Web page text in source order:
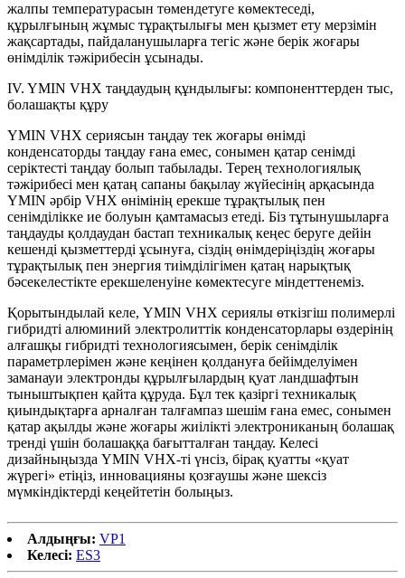
жалпы температурасын төмендетуге көмектеседі,
құрылғының жұмыс тұрақтылығы мен қызмет ету мерзімін
жақсартады, пайдаланушыларға тегіс және берік жоғары
өнімділік тәжірибесін ұсынады.
IV. YMIN VHX таңдаудың құндылығы: компоненттерден тыс,
болашақты құру
YMIN VHX сериясын таңдау тек жоғары өнімді
конденсаторды таңдау ғана емес, сонымен қатар сенімді
серіктесті таңдау болып табылады. Терең технологиялық
тәжірибесі мен қатаң сапаны бақылау жүйесінің арқасында
YMIN әрбір VHX өнімінің ерекше тұрақтылық пен
сенімділікке ие болуын қамтамасыз етеді. Біз тұтынушыларға
таңдауды қолдаудан бастап техникалық кеңес беруге дейін
кешенді қызметтерді ұсынуға, сіздің өнімдеріңіздің жоғары
тұрақтылық пен энергия тиімділігімен қатаң нарықтық
бәсекелестікте ерекшеленуіне көмектесуге міндеттенеміз.
Қорытындылай келе, YMIN VHX сериялы өткізгіш полимерлі
гибридті алюминий электролиттік конденсаторлары өздерінің
алғашқы гибридті технологиясымен, берік сенімділік
параметрлерімен және кеңінен қолдануға бейімделуімен
заманауи электронды құрылғылардың қуат ландшафтын
тыныштықпен қайта құруда. Бұл тек қазіргі техникалық
қиындықтарға арналған талғампаз шешім ғана емес, сонымен
қатар ақылды және жоғары жиілікті электрониканың болашақ
тренді үшін болашаққа бағытталған таңдау. Келесі
дизайныңызда YMIN VHX-ті үнсіз, бірақ қуатты «қуат
жүрегі» етіңіз, инновацияны қозғаушы және шексіз
мүмкіндіктерді кеңейтетін болыңыз.
Алдыңғы: VP1
Келесі: ES3